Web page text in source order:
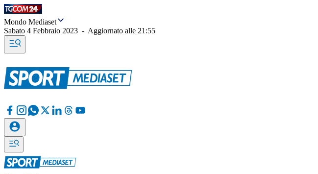
Mondo Mediaset
Sabato 4 Febbraio 2023 - Aggiornato alle 21:55